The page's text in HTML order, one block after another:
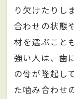
り欠けたりし
合わせの状態
材を選ぶこと
強い人は、歯
の骨が隆起し
た噛み合わせ